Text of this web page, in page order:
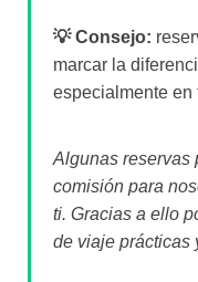
💡 Consejo:
marcar la
especialmente en
Algunas reservas
comisión para
ti. Gracias a ello
de viaje prácticas